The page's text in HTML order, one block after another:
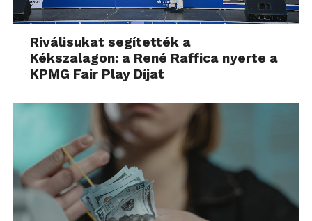
Riválisukat segítették a
Kékszalagon: a René Raffica nyerte a
KPMG Fair Play Díjat